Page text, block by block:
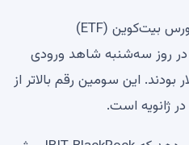
صندوق‌های قابل معامله در بورس بیت‌کوین (ETF)
روز سه‌شنبه شاهد ورودی
دلار بودند. این سومین رقم بالاتر از
ژانویه است.